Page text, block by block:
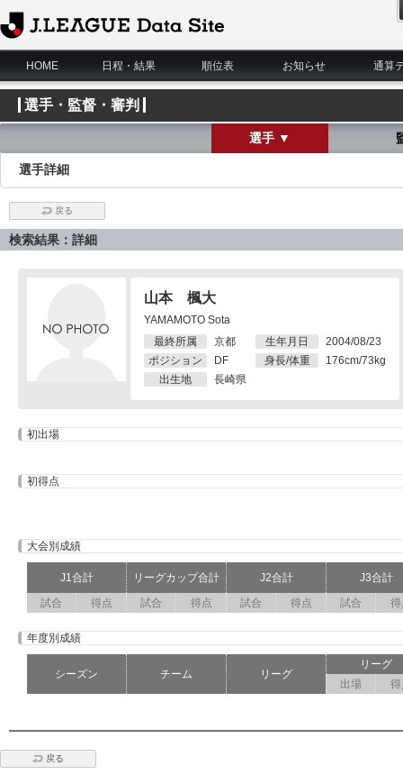
J.League Data Site
HOME
日程・結果 順位表 お知らせ 通算
選手・監督・審判
選手 ▼
選手詳細
戻る
検索結果：詳細
山本 楓大
YAMAMOTO Sota
最終所属
京都
ポジション
DF
出生地
長崎県
生年月日
2004/08/23
身長/体重
176cm/73kg
初出場
初得点
大会別成績
J1合計 リーグカップ合計 J2合計
J3合計
試合
得点 試合 得点 試合 得点 試合 得
年度別成績
シーズン チーム リーグ
リーグ
出場
得
戻る